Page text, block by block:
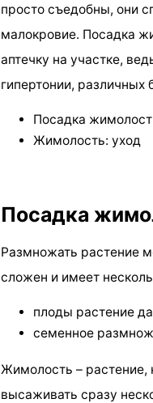
просто съедобны, они
малокровие. Посадка
аптечку на участке,
гипертонии, различных
Посадка
Жимолость: уход
Посадка
Размножать растение
сложен и имеет
плоды растение
семенное
Жимолость – растение,
высаживать сразу